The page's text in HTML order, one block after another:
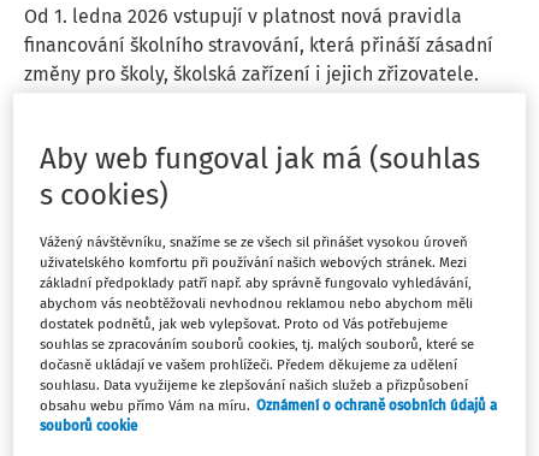
Od 1. ledna 2026 vstupují v platnost nová pravidla
financování školního stravování, která přináší zásadní
změny pro školy, školská zařízení i jejich zřizovatele.
Vydáno: 12. 11. 2025 1 minuta čtení
ČLÁNKY
Dýňové dobroty
Není pochyb o tom, že bychom měli dodržovat zdravý
životní styl, k němuž kromě pohybu a různých fyzických
aktivit, duševní pohody, vnitřního klidu, kvalitních
vztahů, dostatku spánku a odpočinku, radostných
prožitků a celkově pozitivního přístupu k životu ...
Aby web fungoval jak má (souhlas
s cookies)
Vážený návštěvníku, snažíme se ze všech sil přinášet vysokou úroveň
uživatelského komfortu při používání našich webových stránek. Mezi
základní předpoklady patří např. aby správně fungovalo vyhledávání,
abychom vás neobtěžovali nevhodnou reklamou nebo abychom měli
dostatek podnětů, jak web vylepšovat. Proto od Vás potřebujeme
souhlas se zpracováním souborů cookies, tj. malých souborů, které se
dočasně ukládají ve vašem prohlížeči. Předem děkujeme za udělení
souhlasu. Data využijeme ke zlepšování našich služeb a přizpůsobení
obsahu webu přímo Vám na míru. Oznámení o ochraně osobních údajů a
souborů cookie